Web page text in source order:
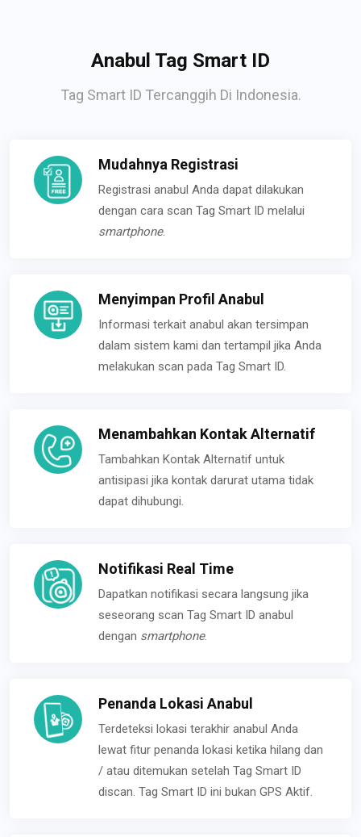
Anabul Tag Smart ID
Tag Smart ID Tercanggih Di Indonesia.
Mudahnya Registrasi
Registrasi anabul Anda dapat dilakukan
dengan cara scan Tag Smart ID melalui
smartphone.
Menyimpan Profil Anabul
Informasi terkait anabul akan tersimpan
dalam sistem kami dan tertampil jika Anda
melakukan scan pada Tag Smart ID.
Menambahkan Kontak Alternatif
Tambahkan Kontak Alternatif untuk
antisipasi jika kontak darurat utama tidak
dapat dihubungi.
Notifikasi Real Time
Dapatkan notifikasi secara langsung jika
seseorang scan Tag Smart ID anabul
dengan smartphone.
Penanda Lokasi Anabul
Terdeteksi lokasi terakhir anabul Anda
lewat fitur penanda lokasi ketika hilang dan
/ atau ditemukan setelah Tag Smart ID
discan. Tag Smart ID ini bukan GPS Aktif.